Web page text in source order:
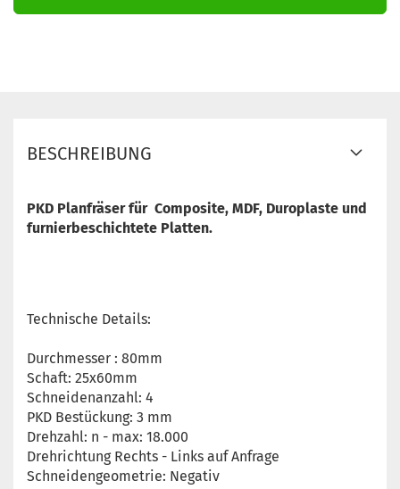
BESCHREIBUNG
PKD Planfräser für Composite, MDF, Duroplaste und
furnierbeschichtete Platten.
Technische Details:
Durchmesser : 80mm
Schaft: 25x60mm
Schneidenanzahl: 4
PKD Bestückung: 3 mm
Drehzahl: n - max: 18.000
Drehrichtung Rechts - Links auf Anfrage
Schneidengeometrie: Negativ